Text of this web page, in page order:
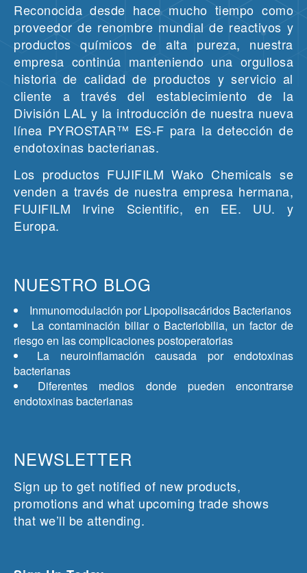
Reconocida desde hace mucho tiempo como
proveedor de renombre mundial de reactivos y
productos químicos de alta pureza, nuestra
empresa continúa manteniendo una orgullosa
historia de calidad de productos y servicio al
cliente a través del establecimiento de la
División LAL y la introducción de nuestra nueva
línea PYROSTAR™ ES-F para la detección de
endotoxinas bacterianas.
Los productos FUJIFILM Wako Chemicals se
venden a través de nuestra empresa hermana,
FUJIFILM Irvine Scientific, en EE. UU. y
Europa.
NUESTRO BLOG
Inmunomodulación por Lipopolisacáridos Bacterianos
La contaminación biliar o Bacteriobilia, un factor de
riesgo en las complicaciones postoperatorias
La neuroinflamación causada por endotoxinas
bacterianas
Diferentes medios donde pueden encontrarse
endotoxinas bacterianas
NEWSLETTER
Sign up to get notified of new products,
promotions and what upcoming trade shows
that we’ll be attending.